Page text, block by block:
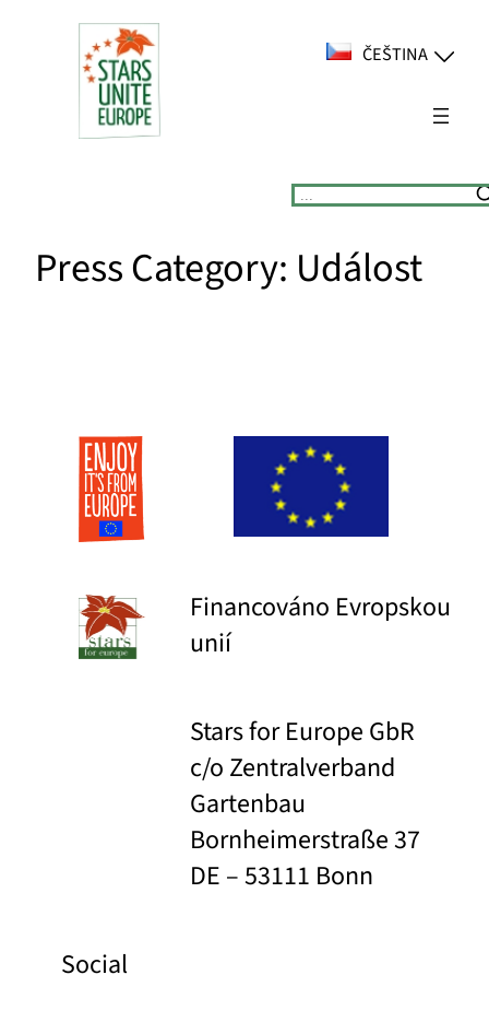
ČEŠTINA
Suchen
Press Category: Událost
Financováno Evropskou
unií
Stars for Europe GbR
c/o Zentralverband
Gartenbau
Bornheimerstraße 37
DE – 53111 Bonn
Social